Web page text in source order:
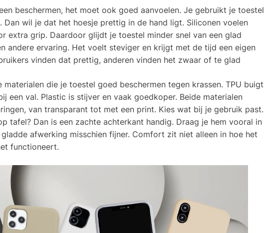
beschermen, het moet ook goed aanvoelen. Je gebruikt je toestel
Dan wil je dat het hoesje prettig in de hand ligt. Siliconen voelen
extra grip. Daardoor glijdt je toestel minder snel van een glad
andere ervaring. Het voelt steviger en krijgt met de tijd een eigen
vinden dat prettig, anderen vinden het zwaar of te glad
materialen die je toestel goed beschermen tegen krassen. TPU buigt
een val. Plastic is stijver en vaak goedkoper. Beide materialen
van transparant tot met een print. Kies wat bij je gebruik past.
tafel? Dan is een zachte achterkant handig. Draag je hem vooral in
afwerking misschien fijner. Comfort zit niet alleen in hoe het
functioneert.